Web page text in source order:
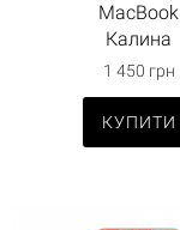
MacBook
Калина
1 450 грн
КУПИТИ